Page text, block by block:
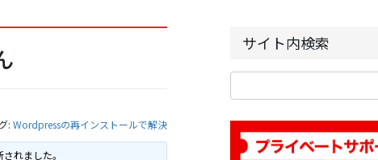
: Wordpressの再インストールで解決
れました。
サイト内検索